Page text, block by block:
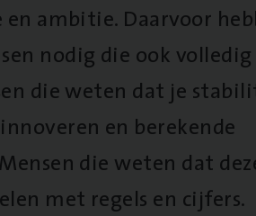
ambitie. Daarvoor
nodig die ook volledig
die weten dat je
en berekende
die weten dat
met regels en cijfers.